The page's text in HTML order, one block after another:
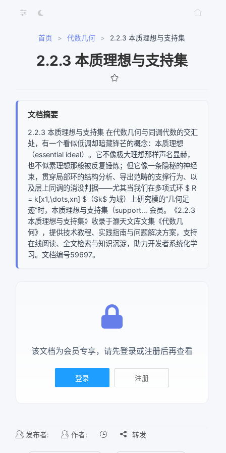
首页 > 代数几何 > 2.2.3 本质理想与支持集
2.2.3 本质理想与支持集
文档摘要
2.2.3 本质理想与支持集 在代数几何与同调代数的交汇
处，有一个看似低调却暗藏锋芒的概念：本质理想
（essential ideal）。它不像极大理想那样声名显赫，
也不似素理想那般被反复锤炼；但它像一条隐秘的神经
束，贯穿局部环的结构分析、导出范畴的支撑行为、以
及层上同调的消没判据——尤其当我们在多项式环 $ R
= k[x1,\dots,xn] $（$k$ 为域）上研究模的“几何足
迹”时，本质理想与支持集（support… 会员。《2.2.3
本质理想与支持集》收录于灏天文库文集《代数几
何》，提供技术教程、实践指南与问题解决方案，支持
在线阅读、全文检索与知识沉淀，助力开发者系统化学
习。文档编号59697。
该文档为会员专享，请先登录或注册后再查看
登录 注册
发布者: 作者:  转发